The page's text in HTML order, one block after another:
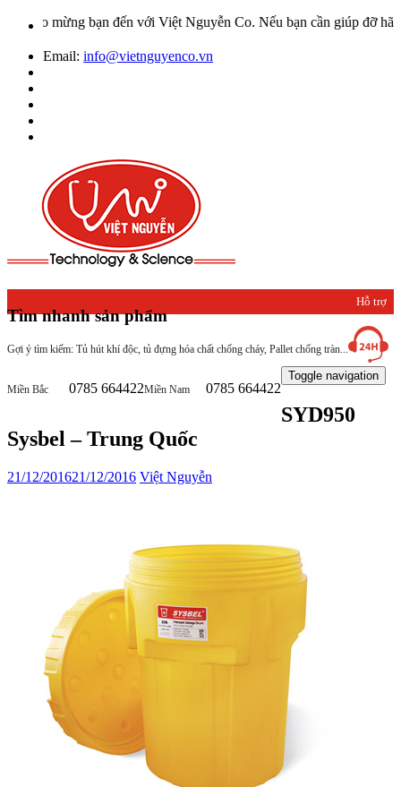
mừng bạn đến với Việt Nguyễn Co. Nếu bạn cần giúp đỡ hãy
Email: info@vietnguyenco.vn
Tìm nhanh sản phẩm
Gợi ý tìm kiếm: Tủ hút khí độc, tủ đựng hóa chất chống cháy, Pallet chống tràn...
Hỗ trợ
khách
hàng
Miền Bắc 0785 664422Miền Nam 0785 664422
Toggle navigation
SYD950
Sysbel – Trung Quốc
21/12/201621/12/2016 Việt Nguyễn